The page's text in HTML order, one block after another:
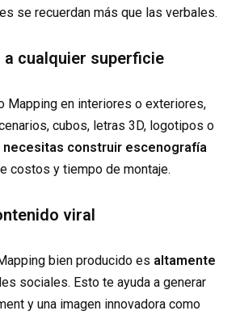
se recuerdan más que las verbales.
a cualquier superficie
Mapping en interiores o exteriores,
cubos, letras 3D, logotipos o
necesitas construir escenografía
costos y tiempo de montaje.
viral
bien producido es altamente
sociales. Esto te ayuda a generar
y una imagen innovadora como